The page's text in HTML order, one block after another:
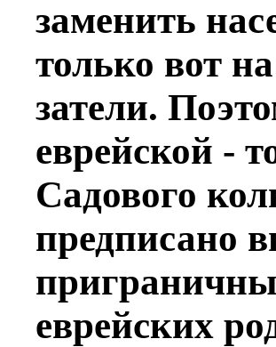
заменить
только вот
затели.
еврейской -
Садового
предписано
еврейских